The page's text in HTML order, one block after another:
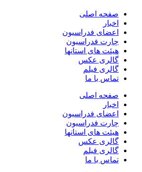
صفحه اصلی
اخبار
اعضای فدراسیون
چارت فدراسیون
هیئت های استانها
گالری عکس
گالری فیلم
تماس با ما
صفحه اصلی
اخبار
اعضای فدراسیون
چارت فدراسیون
هیئت های استانها
گالری عکس
گالری فیلم
تماس با ما